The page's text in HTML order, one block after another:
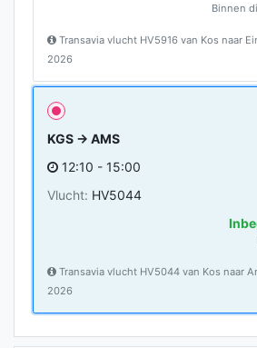
Binnen
Transavia vlucht HV5916 van Kos naar
2026
KGS → AMS
12:10 - 15:00
Vlucht: HV5044
Transavia vlucht HV5044 van Kos naar
2026